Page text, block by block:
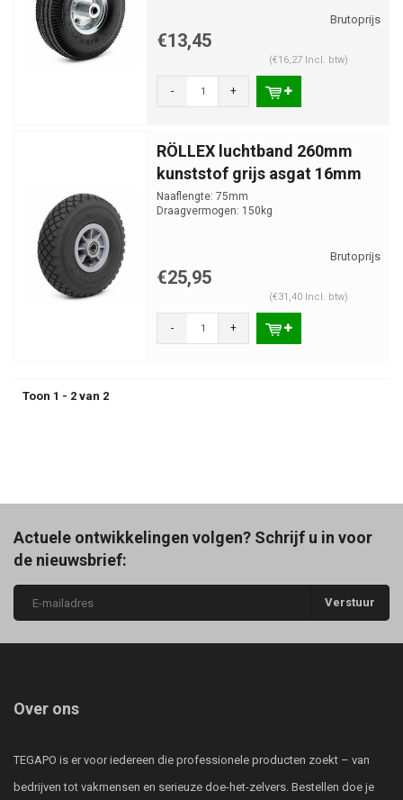
€13,45
(€16,27 Incl. btw)
- +
RÖLLEX luchtband 260mm
kunststof grijs asgat 16mm
Naaflengte: 75mm
Draagvermogen: 150kg
€25,95
(€31,40 Incl. btw)
- +
Toon 1 - 2 van 2
Actuele ontwikkelingen volgen? Schrijf u in voor
de nieuwsbrief:
Verstuur
Over ons
TEGAPO is er voor iedereen die professionele producten zoekt – van
bedrijven tot vakmensen en serieuze doe-het-zelvers. Bestellen doe je